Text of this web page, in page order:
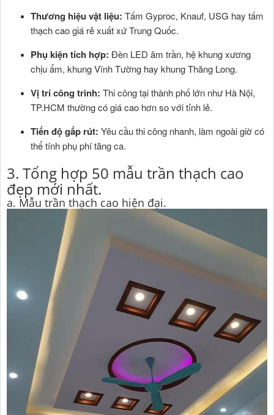
Thương hiệu vật liệu: Tấm Gyproc, Knauf, USG hay tấm
thạch cao giá rẻ xuất xứ Trung Quốc.
Phụ kiện tích hợp: Đèn LED âm trần, hệ khung xương
chịu ẩm, khung Vĩnh Tường hay khung Thăng Long.
Vị trí công trình: Thi công tại thành phố lớn như Hà Nội,
TP.HCM thường có giá cao hơn so với tỉnh lẻ.
Tiến độ gấp rút: Yêu cầu thi công nhanh, làm ngoài giờ có
thể tính phụ phí tăng ca.
3. Tổng hợp 50 mẫu trần thạch cao
đẹp mới nhất.
a. Mẫu trần thạch cao hiện đại.